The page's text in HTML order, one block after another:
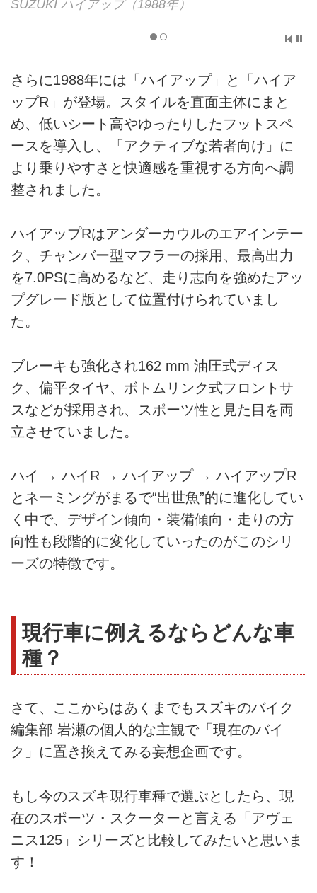
SUZUKI ハイアップR（1988年）
さらに1988年には「ハイアップ」と「ハイア
ップR」が登場。スタイルを直面主体にまと
め、低いシート高やゆったりしたフットスペ
ースを導入し、「アクティブな若者向け」に
より乗りやすさと快適感を重視する方向へ調
整されました。
ハイアップRはアンダーカウルのエアインテー
ク、チャンバー型マフラーの採用、最高出力
を7.0PSに高めるなど、走り志向を強めたアッ
プグレード版として位置付けられていまし
た。
ブレーキも強化され162 mm 油圧式ディス
ク、偏平タイヤ、ボトムリンク式フロントサ
スなどが採用され、スポーツ性と見た目を両
立させていました。
ハイ → ハイR → ハイアップ → ハイアップR
とネーミングがまるで“出世魚”的に進化してい
く中で、デザイン傾向・装備傾向・走りの方
向性も段階的に変化していったのがこのシリ
ーズの特徴です。
現行車に例えるならどんな車
種？
さて、ここからはあくまでもスズキのバイク
編集部 岩瀬の個人的な主観で「現在のバイ
ク」に置き換えてみる妄想企画です。
もし今のスズキ現行車種で選ぶとしたら、現
在のスポーツ・スクーターと言える「アヴェ
ニス125」シリーズと比較してみたいと思いま
す！